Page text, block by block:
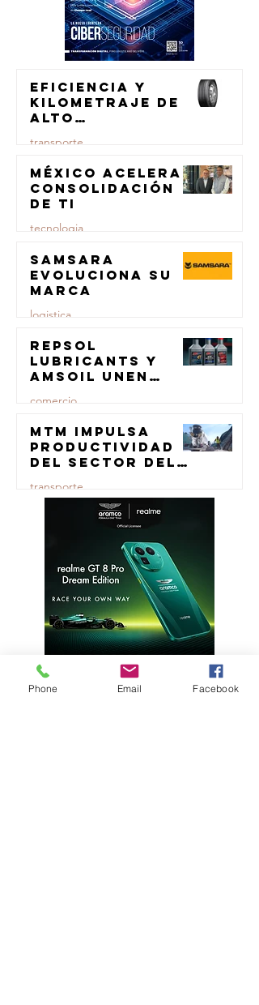
Eficiencia y
kilometraje de
alto
para el
transporte de
carga
transporte
23 jul
México acelera
consolidación
de TI
tecnologia
23 jul
Samsara
evoluciona su
marca
logistica
23 jul
Repsol
Lubricants y
AMSOIL unen
lubricación
comercio
23 jul
MTM impulsa
productividad
del sector del
manufactura
certificada
transporte
Phone Email Facebook